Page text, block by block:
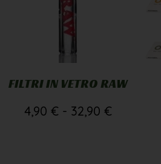
FILTRI IN VETRO RAW
4,90 € - 32,90 €